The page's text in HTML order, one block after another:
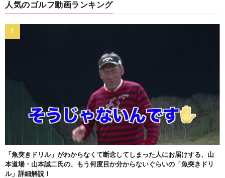
人気のゴルフ動画ランキング
「魚突きドリル」がわからなくて断念してしまった人にお届けする、山
本道場・山本誠二氏の、もう何度目か分からないぐらいの「魚突きドリ
ル」詳細解説！